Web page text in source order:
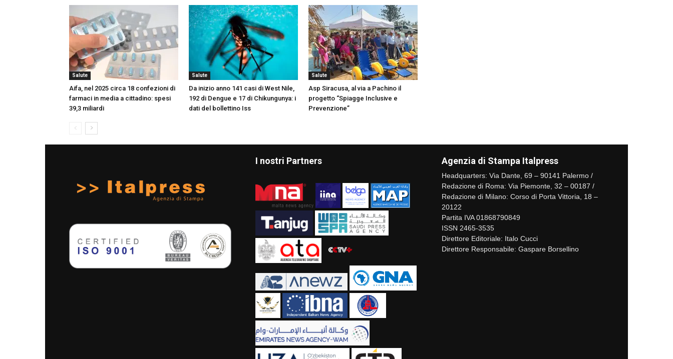
Salute
Aifa, nel 2025 circa 18 confezioni di
farmaci in media a cittadino: spesi
39,3 miliardi
Salute
Da inizio anno 141 casi di West Nile,
192 di Dengue e 17 di Chikungunya: i
dati del bollettino Iss
Salute
Asp Siracusa, al via a Pachino il
progetto “Spiagge Inclusive e
Prevenzione”
I nostri Partners Agenzia di Stampa Italpress
Headquarters: Via Dante, 69 – 90141 Palermo /
Redazione di Roma: Via Piemonte, 32 – 00187 /
Redazione di Milano: Corso di Porta Vittoria, 18 –
20122
Partita IVA 01868790849
ISSN 2465-3535
Direttore Editoriale: Italo Cucci
Direttore Responsabile: Gaspare Borsellino